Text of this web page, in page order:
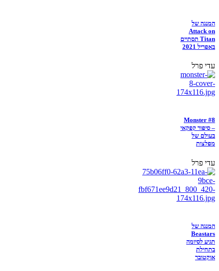
המנגה של
Attack on
Titan תסתיים
באפריל 2021
עדי פרל
Monster #8
– סיפור קפקאי
בעולם של
מפלצות
עדי פרל
המנגה של
Beastars
תגיע לסיומה
בתחילת
אוקטובר